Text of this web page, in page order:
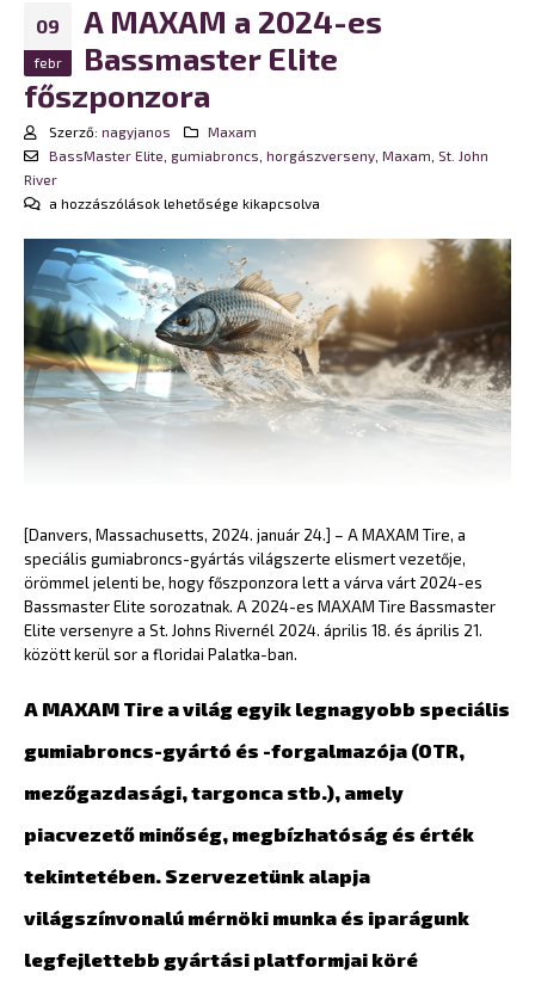
09
febr
A MAXAM a 2024-es
Bassmaster Elite
főszponzora
Szerző: nagyjanos
Maxam
BassMaster Elite gumiabroncs horgászverseny, Maxam St. John
River
A
a
2024-
es
Bassmaster
Elite
főszponzora
bejegyzéshez
a hozzászólások lehetősége kikapcsolva
[Danvers, Massachusetts, 2024. január 24.] – A MAXAM Tire, a
speciális gumiabroncs-gyártás világszerte elismert vezetője,
örömmel jelenti be, hogy főszponzora lett a várva várt 2024-es
Bassmaster Elite sorozatnak. A 2024-es MAXAM Tire Bassmaster
Elite versenyre a St. Johns Rivernél 2024. április 18. és április 21.
között kerül sor a floridai Palatka-ban.
A MAXAM Tire a világ egyik legnagyobb speciális
gumiabroncs-gyártó és -forgalmazója (OTR,
mezőgazdasági, targonca stb.), amely
piacvezető minőség, megbízhatóság és érték
tekintetében. Szervezetünk alapja
világszínvonalú mérnöki munka és iparágunk
legfejlettebb gyártási platformjai köré